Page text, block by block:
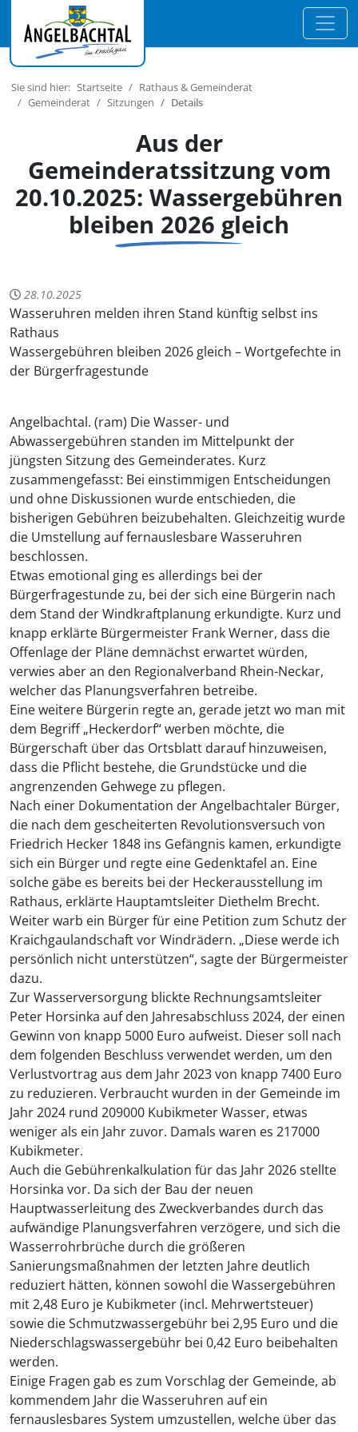
Sie sind hier: Startseite
Rathaus & Gemeinderat
Gemeinderat
Sitzungen Details
Aus der
Gemeinderatssitzung vom
20.10.2025: Wassergebühren
bleiben 2026 gleich
28.10.2025
Wasseruhren melden ihren Stand künftig selbst ins
Rathaus
Wassergebühren bleiben 2026 gleich – Wortgefechte in
der Bürgerfragestunde
Angelbachtal. (ram) Die Wasser- und
Abwassergebühren standen im Mittelpunkt der
jüngsten Sitzung des Gemeinderates. Kurz
zusammengefasst: Bei einstimmigen Entscheidungen
und ohne Diskussionen wurde entschieden, die
bisherigen Gebühren beizubehalten. Gleichzeitig wurde
die Umstellung auf fernauslesbare Wasseruhren
beschlossen.
Etwas emotional ging es allerdings bei der
Bürgerfragestunde zu, bei der sich eine Bürgerin nach
dem Stand der Windkraftplanung erkundigte. Kurz und
knapp erklärte Bürgermeister Frank Werner, dass die
Offenlage der Pläne demnächst erwartet würden,
verwies aber an den Regionalverband Rhein-Neckar,
welcher das Planungsverfahren betreibe.
Eine weitere Bürgerin regte an, gerade jetzt wo man mit
dem Begriff „Heckerdorf“ werben möchte, die
Bürgerschaft über das Ortsblatt darauf hinzuweisen,
dass die Pflicht bestehe, die Grundstücke und die
angrenzenden Gehwege zu pflegen.
Nach einer Dokumentation der Angelbachtaler Bürger,
die nach dem gescheiterten Revolutionsversuch von
Friedrich Hecker 1848 ins Gefängnis kamen, erkundigte
sich ein Bürger und regte eine Gedenktafel an. Eine
solche gäbe es bereits bei der Heckerausstellung im
Rathaus, erklärte Hauptamtsleiter Diethelm Brecht.
Weiter warb ein Bürger für eine Petition zum Schutz der
Kraichgaulandschaft vor Windrädern. „Diese werde ich
persönlich nicht unterstützen“, sagte der Bürgermeister
dazu.
Zur Wasserversorgung blickte Rechnungsamtsleiter
Peter Horsinka auf den Jahresabschluss 2024, der einen
Gewinn von knapp 5000 Euro aufweist. Dieser soll nach
dem folgenden Beschluss verwendet werden, um den
Verlustvortrag aus dem Jahr 2023 von knapp 7400 Euro
zu reduzieren. Verbraucht wurden in der Gemeinde im
Jahr 2024 rund 209000 Kubikmeter Wasser, etwas
weniger als ein Jahr zuvor. Damals waren es 217000
Kubikmeter.
Auch die Gebührenkalkulation für das Jahr 2026 stellte
Horsinka vor. Da sich der Bau der neuen
Hauptwasserleitung des Zweckverbandes durch das
aufwändige Planungsverfahren verzögere, und sich die
Wasserrohrbrüche durch die größeren
Sanierungsmaßnahmen der letzten Jahre deutlich
reduziert hätten, können sowohl die Wassergebühren
mit 2,48 Euro je Kubikmeter (incl. Mehrwertsteuer)
sowie die Schmutzwassergebühr bei 2,95 Euro und die
Niederschlagswassergebühr bei 0,42 Euro beibehalten
werden.
Einige Fragen gab es zum Vorschlag der Gemeinde, ab
kommendem Jahr die Wasseruhren auf ein
fernauslesbares System umzustellen, welche über das